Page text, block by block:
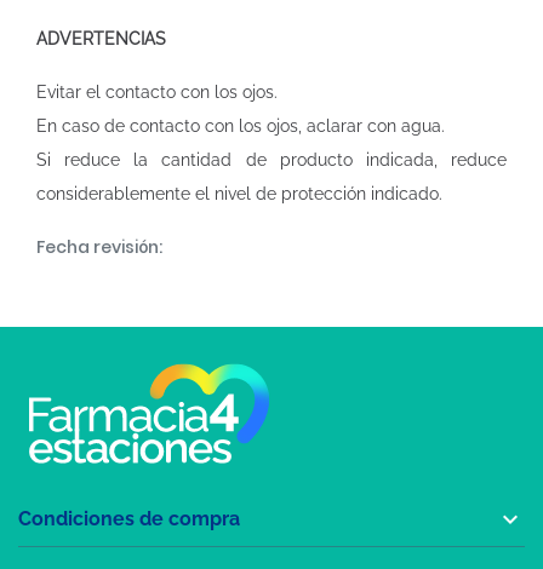
ADVERTENCIAS
Evitar el contacto con los ojos.
En caso de contacto con los ojos, aclarar con agua.
Si reduce la cantidad de producto indicada, reduce
considerablemente el nivel de protección indicado.
Fecha revisión:
Condiciones de compra 